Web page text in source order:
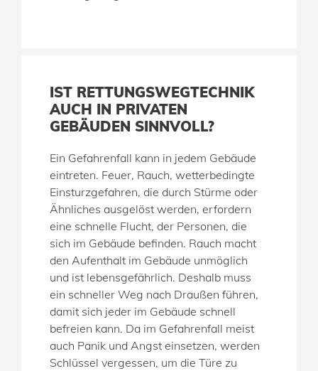
IST RETTUNGSWEGTECHNIK
AUCH IN PRIVATEN
GEBÄUDEN SINNVOLL?
Ein Gefahrenfall kann in jedem Gebäude
eintreten. Feuer, Rauch, wetterbedingte
Einsturzgefahren, die durch Stürme oder
Ähnliches ausgelöst werden, erfordern
eine schnelle Flucht, der Personen, die
sich im Gebäude befinden. Rauch macht
den Aufenthalt im Gebäude unmöglich
und ist lebensgefährlich. Deshalb muss
ein schneller Weg nach Draußen führen,
damit sich jeder im Gebäude schnell
befreien kann. Da im Gefahrenfall meist
auch Panik und Angst einsetzen, werden
Schlüssel vergessen, um die Türe zu